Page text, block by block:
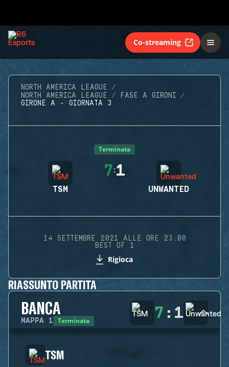
Co-streaming
NORTH AMERICA LEAGUE
NORTH AMERICA LEAGUE
FASE A GIRONI
GIRONE A - GIORNATA 3
Terminata
TSM
7:1
UNWANTED
14 SETTEMBRE 2021 ALLE ORE 23:00
BEST OF 1
Rigioca
RIASSUNTO PARTITA
BANCA
MAPPA 1 Terminata 7 : 1
TSM